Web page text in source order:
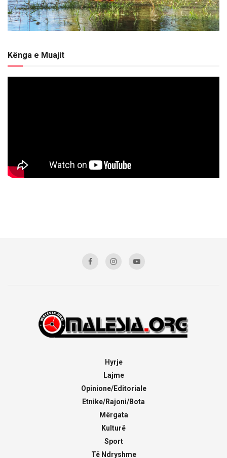
Kënga e Muajit
Hyrje
Lajme
Opinione/Editoriale
Etnike/Rajoni/Bota
Mërgata
Kulturë
Sport
Të Ndryshme